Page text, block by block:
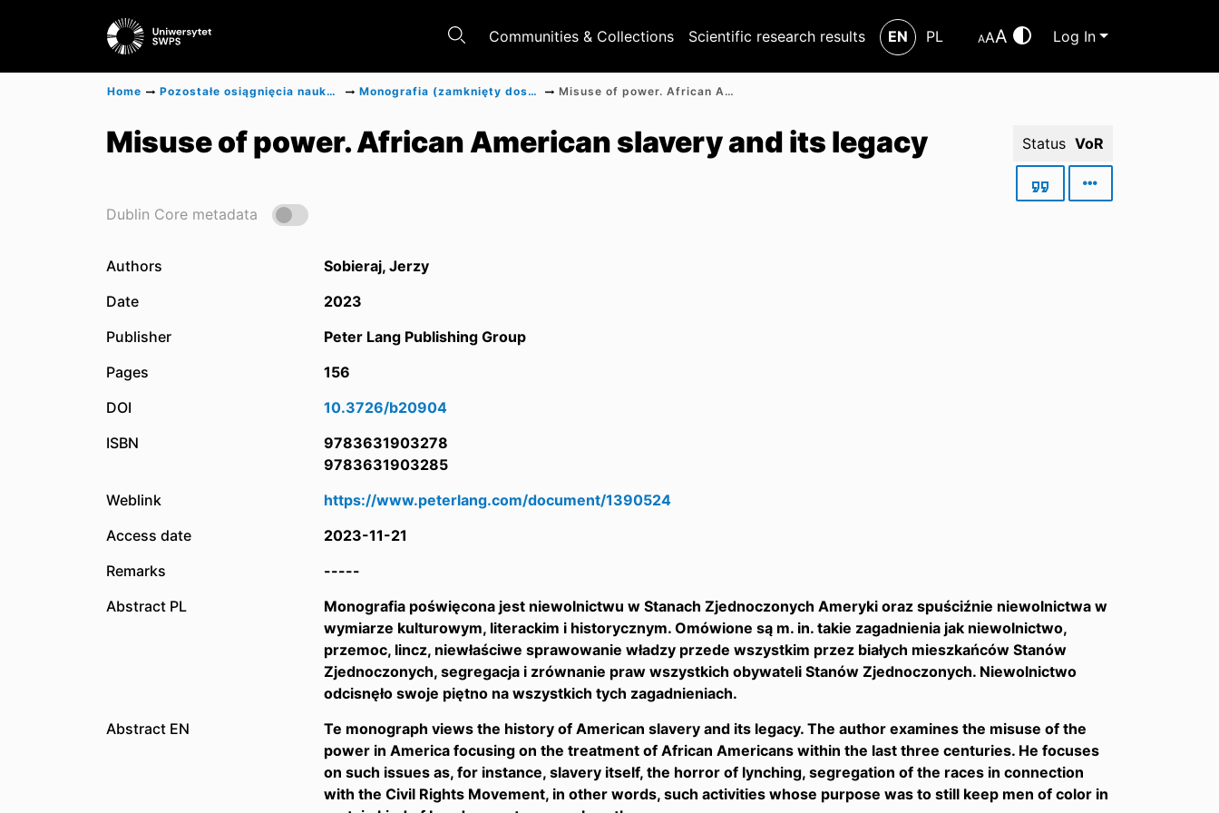
Communities & Collections Scientific research results EN PL AAA Log In
Home Pozostałe osiągnięcia naukowe Monografia (zamknięty dostęp) Misuse of power. African American slavery and its legacy
Misuse of power. African American slavery and its legacy Status VoR
Dublin Core metadata
Authors
Sobieraj, Jerzy
Date
2023
Publisher
Peter Lang Publishing Group
Pages
156
DOI
10.3726/b20904
ISBN
9783631903278
9783631903285
Weblink
https://www.peterlang.com/document/1390524
Access date
2023-11-21
Remarks
-----
Abstract PL
Monografia poświęcona jest niewolnictwu w Stanach Zjednoczonych Ameryki oraz spuściźnie niewolnictwa w
wymiarze kulturowym, literackim i historycznym. Omówione są m. in. takie zagadnienia jak niewolnictwo,
przemoc, lincz, niewłaściwe sprawowanie władzy przede wszystkim przez białych mieszkańców Stanów
Zjednoczonych, segregacja i zrównanie praw wszystkich obywateli Stanów Zjednoczonych. Niewolnictwo
odcisnęło swoje piętno na wszystkich tych zagadnieniach.
Abstract EN
Te monograph views the history of American slavery and its legacy. The author examines the misuse of the
power in America focusing on the treatment of African Americans within the last three centuries. He focuses
on such issues as, for instance, slavery itself, the horror of lynching, segregation of the races in connection
with the Civil Rights Movement, in other words, such activities whose purpose was to still keep men of color in